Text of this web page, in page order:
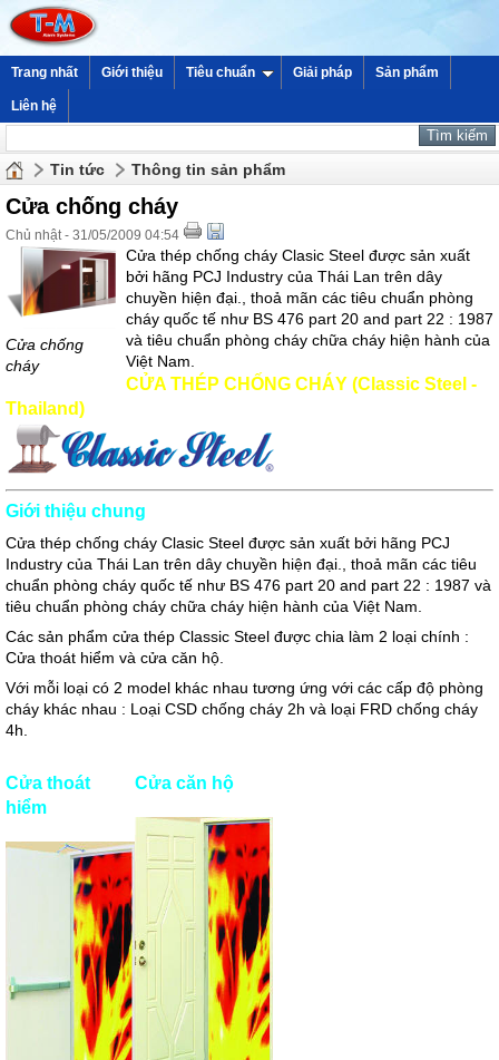
Trang nhất Giới thiệu Tiêu chuẩn Giải pháp Sản phẩm
Liên hệ
Tin tức Thông tin sản phẩm
Cửa chống cháy
Chủ nhật - 31/05/2009 04:54
Cửa chống
cháy
Cửa thép chống cháy Clasic Steel được sản xuất
bởi hãng PCJ Industry của Thái Lan trên dây
chuyền hiện đại., thoả mãn các tiêu chuẩn phòng
cháy quốc tế như BS 476 part 20 and part 22 : 1987
và tiêu chuẩn phòng cháy chữa cháy hiện hành của
Việt Nam.
CỬA THÉP CHỐNG CHÁY (Classic Steel -
Thailand)
Giới thiệu chung
Cửa thép chống cháy Clasic Steel được sản xuất bởi hãng PCJ
Industry của Thái Lan trên dây chuyền hiện đại., thoả mãn các tiêu
chuẩn phòng cháy quốc tế như BS 476 part 20 and part 22 : 1987 và
tiêu chuẩn phòng cháy chữa cháy hiện hành của Việt Nam.
Các sản phẩm cửa thép Classic Steel được chia làm 2 loại chính :
Cửa thoát hiểm và cửa căn hộ.
Với mỗi loại có 2 model khác nhau tương ứng với các cấp độ phòng
cháy khác nhau : Loại CSD chống cháy 2h và loại FRD chống cháy
4h.
Cửa thoát
hiểm
Cửa căn hộ